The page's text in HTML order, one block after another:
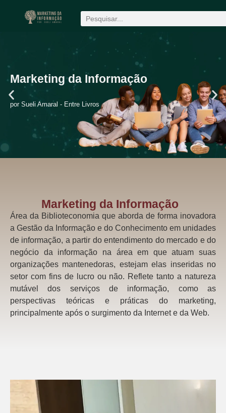
Marketing da Informação
por Sueli Amaral - Entre Livros
Marketing da Informação
Área da Biblioteconomia que aborda de forma inovadora
a Gestão da Informação e do Conhecimento em unidades
de informação, a partir do entendimento do mercado e do
negócio da informação na área em que atuam suas
organizações mantenedoras, estejam elas inseridas no
setor com fins de lucro ou não. Reflete tanto a natureza
mutável dos serviços de informação, como as
perspectivas teóricas e práticas do marketing,
principalmente após o surgimento da Internet e da Web.